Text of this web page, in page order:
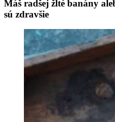
Máš radšej žlté banány
sú zdravšie